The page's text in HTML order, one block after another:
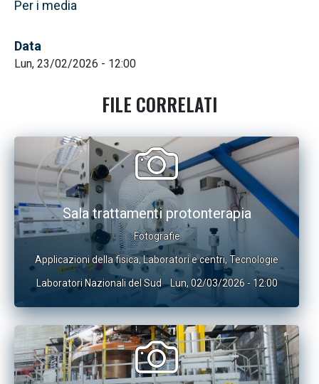
Per i media
Data
Lun, 23/02/2026 - 12:00
FILE CORRELATI
Sala trattamenti protonterapia
Fotografie
Applicazioni della fisica,Laboratori e centri,Tecnologie
Laboratori Nazionali del Sud Lun, 02/03/2026 - 12:00